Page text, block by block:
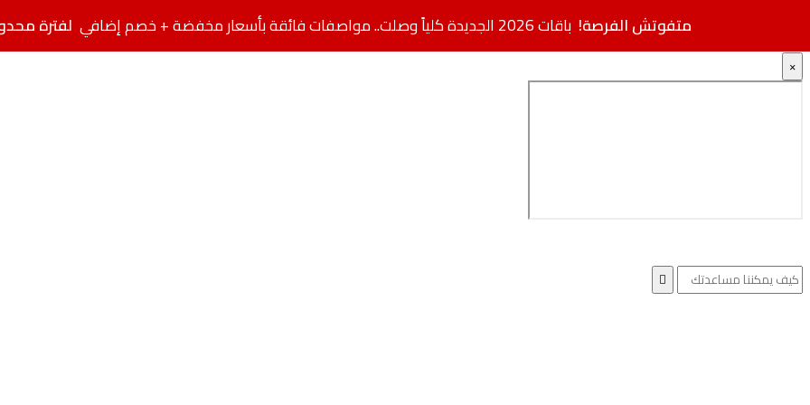
×
متفوتش الفرصة! باقات 2026 الجديدة كلياً وصلت.. مواصفات فائقة بأسعار مخفضة + خصم إضافي لفترة